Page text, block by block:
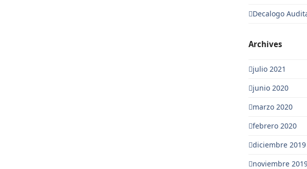
Decalogo
Archives
julio 2021
junio 2020
marzo 2020
febrero 2020
diciembre 2019
noviembre